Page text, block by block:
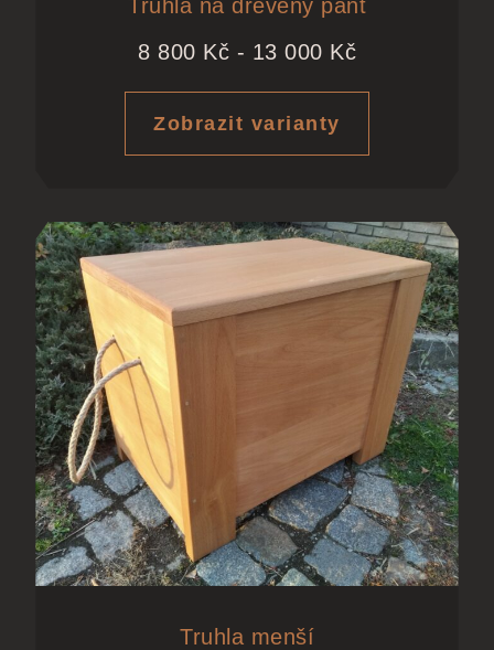
Truhla na dřevěný pant
8 800 Kč - 13 000 Kč
Zobrazit varianty
Truhla menší